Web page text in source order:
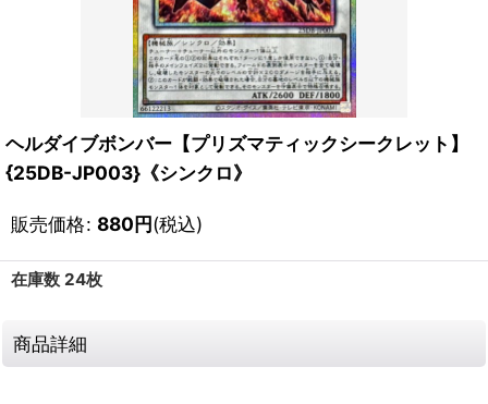
ヘルダイブボンバー【プリズマティックシークレット】
{25DB-JP003}《シンクロ》
販売価格: 880円(税込)
在庫数 24枚
商品詳細